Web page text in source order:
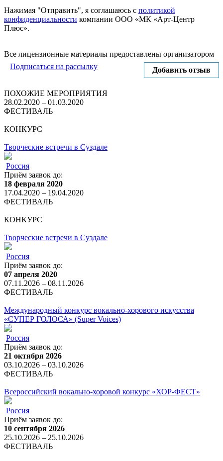
Нажимая "Отправить", я соглашаюсь с политикой
конфиденциальности компании ООО «МК «Арт-Центр
Плюс».
Все лицензионные материалы предоставлены организатором
Добавить отзыв
Подписаться на рассылку
ПОХОЖИЕ МЕРОПРИЯТИЯ
28.02.2020 – 01.03.2020
ФЕСТИВАЛЬ
КОНКУРС
Творческие встречи в Суздале
Россия
Приём заявок до:
18 февраля 2020
17.04.2020 – 19.04.2020
ФЕСТИВАЛЬ
КОНКУРС
Творческие встречи в Суздале
Россия
Приём заявок до:
07 апреля 2020
07.11.2026 – 08.11.2026
ФЕСТИВАЛЬ
Международный конкурс вокально-хорового искусства
«СУПЕР ГОЛОСА» (Super Voices)
Россия
Приём заявок до:
21 октября 2026
03.10.2026 – 03.10.2026
ФЕСТИВАЛЬ
Всероссийский вокально-хоровой конкурс «ХОР-ФЕСТ»
Россия
Приём заявок до:
10 сентября 2026
25.10.2026 – 25.10.2026
ФЕСТИВАЛЬ